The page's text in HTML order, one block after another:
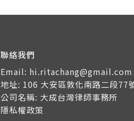
聯絡我們
Email: hi.ritachang@gmail.com
地址: 106 大安區敦化南路二段77
公司名稱: 大成台灣律師事務所
隱私權政策